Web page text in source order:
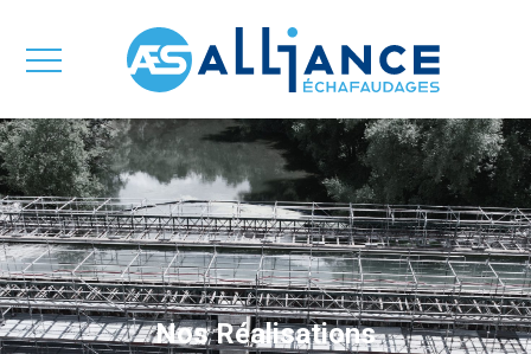
Nos Réalisations